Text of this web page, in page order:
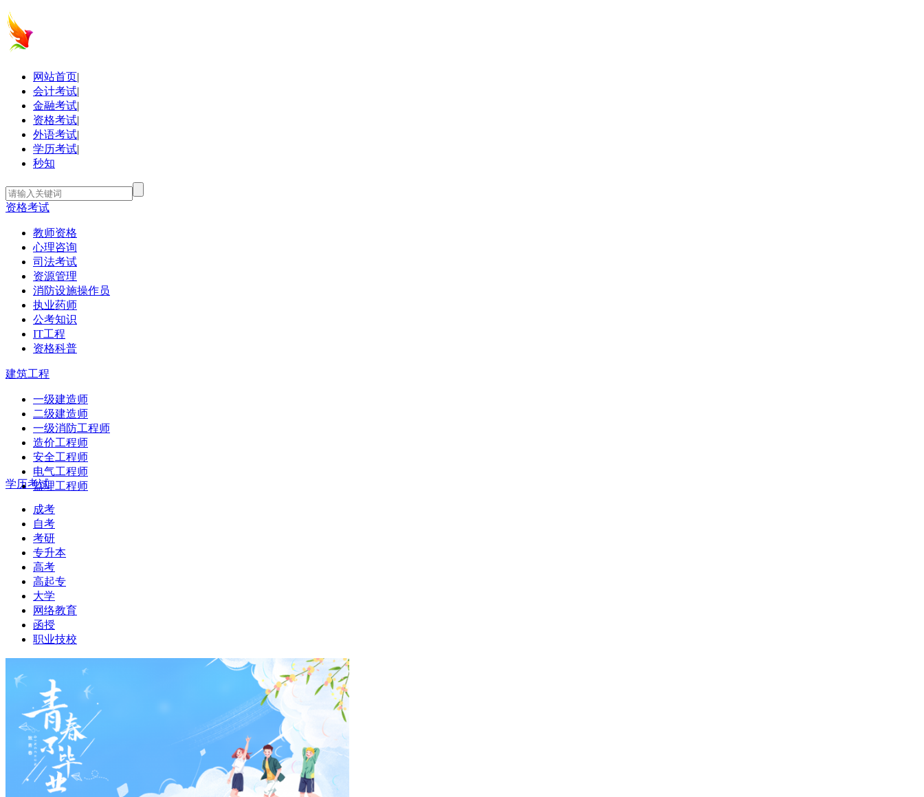
网站首页|
会计考试|
金融考试|
资格考试|
外语考试|
学历考试|
秒知
资格考试
教师资格
心理咨询
司法考试
资源管理
消防设施操作员
执业药师
公考知识
IT工程
资格科普
建筑工程
一级建造师
二级建造师
一级消防工程师
造价工程师
安全工程师
电气工程师
监理工程师
学历考试
成考
自考
考研
专升本
高考
高起专
大学
网络教育
函授
职业技校